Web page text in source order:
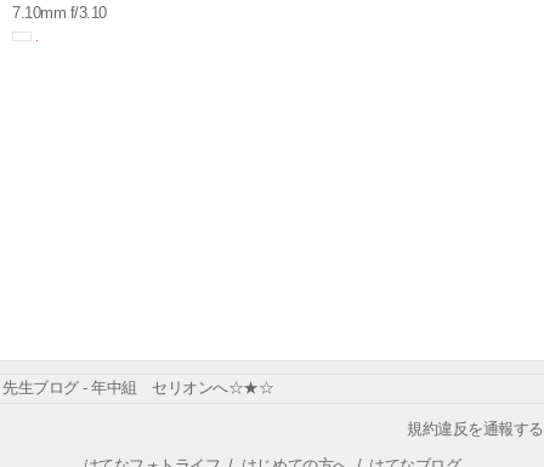
7.10mm f/3.10
先生ブログ - 年中組 セリオンへ☆★☆
規約違反を通報する